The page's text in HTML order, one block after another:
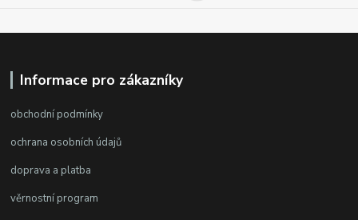
Informace pro zákazníky
obchodní podmínky
ochrana osobních údajů
doprava a platba
věrnostní program